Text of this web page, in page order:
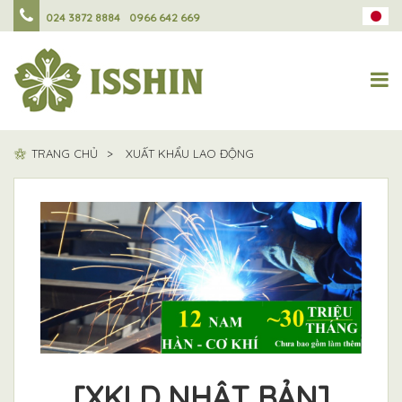
024 3872 8884 0966 642 669
TRANG CHỦ XUẤT KHẨU LAO ĐỘNG